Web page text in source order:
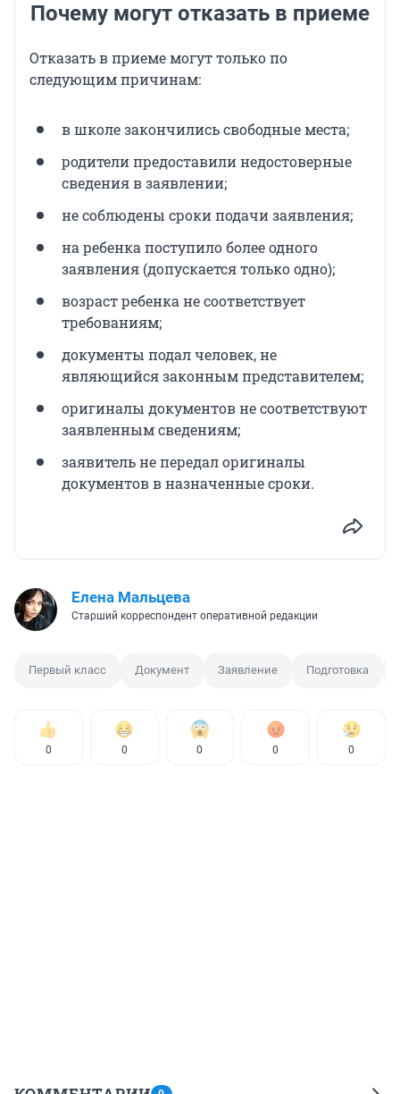
Почему могут отказать в приеме
Отказать в приеме могут только по
следующим причинам:
в школе закончились свободные места;
родители предоставили недостоверные
сведения в заявлении;
не соблюдены сроки подачи заявления;
на ребенка поступило более одного
заявления (допускается только одно);
возраст ребенка не соответствует
требованиям;
документы подал человек, не
являющийся законным представителем;
оригиналы документов не соответствуют
заявленным сведениям;
заявитель не передал оригиналы
документов в назначенные сроки.
Елена Мальцева
Старший корреспондент оперативной редакции
Первый класс Документ Заявление Подготовка
0 0 0 0 0